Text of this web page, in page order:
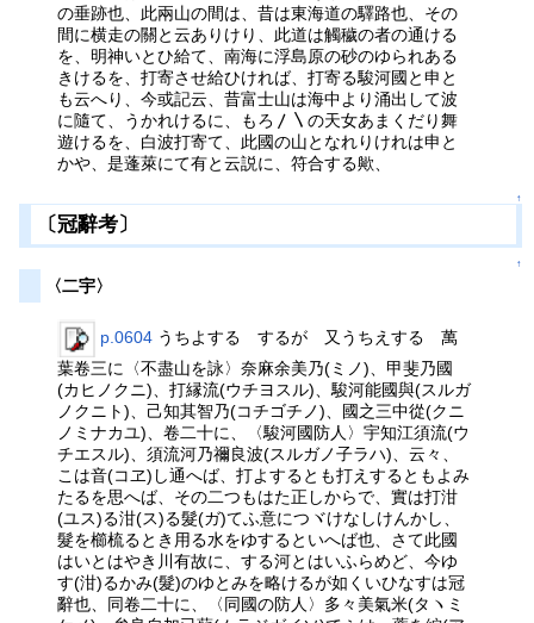
の垂跡也、此兩山の間は、昔は東海道の驛路也、その
間に横走の關と云ありけり、此道は觸穢の者の通ける
を、明神いとひ給て、南海に浮島原の砂のゆられある
きけるを、打寄させ給ひければ、打寄る駿河國と申と
も云へり、今或記云、昔富士山は海中より涌出して波
に隨て、うかれけるに、もろ〳〵の天女あまくだり舞
遊けるを、白波打寄て、此國の山となれりけれは申と
かや、是蓬萊にて有と云説に、符合する歟、
↑
〔冠辭考〕
↑
〈二宇〉
p.0604 うちよする するが 又うちえする 萬
葉卷三に〈不盡山を詠〉奈麻余美乃(ミノ)、甲斐乃國
(カヒノクニ)、打縁流(ウチヨスル)、駿河能國與(スルガ
ノクニト)、己知其智乃(コチゴチノ)、國之三中從(クニ
ノミナカユ)、卷二十に、〈駿河國防人〉宇知江須流(ウ
チエスル)、須流河乃禰良波(スルガノ子ラハ)、云々、
こは音(コヱ)し通へば、打よするとも打えするともよみ
たるを思へば、その二つもはた正しからで、實は打泔
(ユス)る泔(ス)る髮(ガ)てふ意につヾけなしけんかし、
髮を櫛梳るとき用る水をゆするといへば也、さて此國
はいとはやき川有故に、する河とはいふらめど、今ゆ
す(泔)るかみ(髮)のゆとみを略けるが如くいひなすは冠
辭也、同卷二十に、〈同國の防人〉多々美氣米(タヽミ